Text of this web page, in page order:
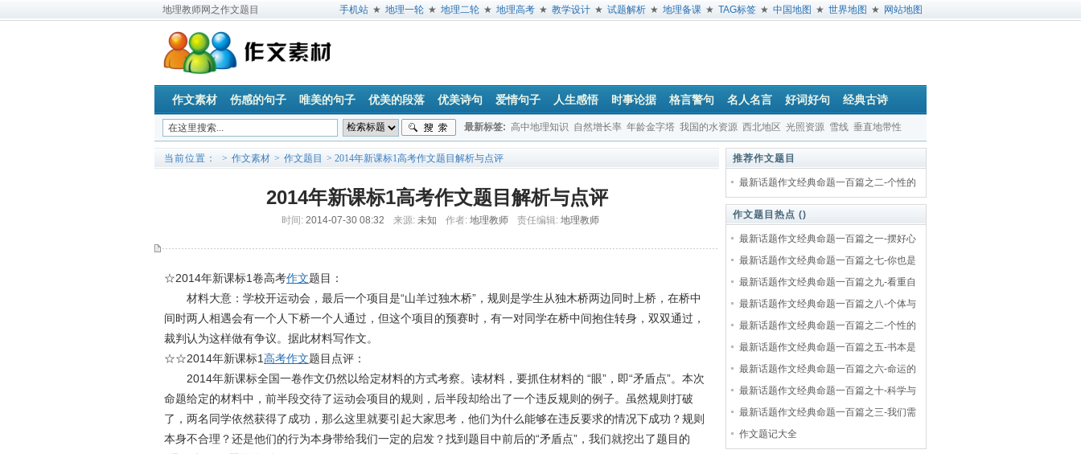
地理教师网之作文题目 手机站 ★ 地理一轮 ★ 地理二轮 ★ 地理高考 ★ 教学设计 ★ 试题解析 ★ 地理备课 ★ TAG标签 ★ 中国地图 ★ 世界地图 ★ 网站地图
作文素材 伤感的句子 唯美的句子 优美的段落 优美诗句 爱情句子 人生感悟 时事论据 格言警句 名人名言 好词好句 经典古诗
最新标签: 高中地理知识 自然增长率 年龄金字塔 我国的水资源 西北地区 光照资源 雪线 垂直地带性
山地 气候
当前位置： > 作文素材 > 作文题目 > 2014年新课标1高考作文题目解析与点评
2014年新课标1高考作文题目解析与点评
时间: 2014-07-30 08:32 来源: 未知 作者: 地理教师 责任编辑: 地理教师
☆2014年新课标1卷高考作文题目：
材料大意：学校开运动会，最后一个项目是“山羊过独木桥”，规则是学生从独木桥两边同时上桥，在桥中
间时两人相遇会有一个人下桥一个人通过，但这个项目的预赛时，有一对同学在桥中间抱住转身，双双通过，
裁判认为这样做有争议。据此材料写作文。
☆☆2014年新课标1高考作文题目点评：
2014年新课标全国一卷作文仍然以给定材料的方式考察。读材料，要抓住材料的 “眼”，即“矛盾点”。本次
命题给定的材料中，前半段交待了运动会项目的规则，后半段却给出了一个违反规则的例子。虽然规则打破
了，两名同学依然获得了成功，那么这里就要引起大家思考，他们为什么能够在违反要求的情况下成功？规则
本身不合理？还是他们的行为本身带给我们一定的启发？找到题目中前后的“矛盾点”，我们就挖出了题目的
推荐作文题目
最新话题作文经典命题一百篇之二-个性的
作文题目热点 ()
最新话题作文经典命题一百篇之一-摆好心
最新话题作文经典命题一百篇之七-你也是
最新话题作文经典命题一百篇之九-看重自
最新话题作文经典命题一百篇之八-个体与
最新话题作文经典命题一百篇之二-个性的
最新话题作文经典命题一百篇之五-书本是
最新话题作文经典命题一百篇之六-命运的
最新话题作文经典命题一百篇之十-科学与
最新话题作文经典命题一百篇之三-我们需
作文题记大全